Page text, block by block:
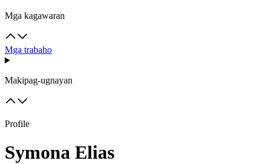
Mga kagawaran
Mga trabaho
Makipag-ugnayan
Profile
Symona Elias